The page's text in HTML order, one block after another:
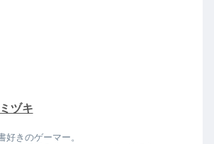
ヅキ
好きのゲーマー。